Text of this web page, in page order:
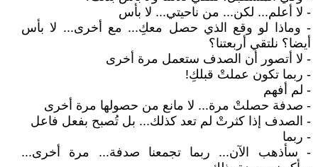
- لا أعلم... لكن... من ناحيتي... لا بأس
- وماذا لو وقع الذي حصل معكِ... مع أخرى... لا بأس
أيضا؟ نلتقي أربعتنا؟
- لا أتصور أن الصدف ستعمل مرة أخرى
- ربما تكون عملتْ قبلكِ!
- لم أفهم
- صدفة حصلتْ مرة... لا مانع من حصولها مرة أخرى
- الصدف إذا كثرتْ لم تعد كذلك... بل تُصبح بفعل فاعل
- ربما
- سأذهب الآن... ربما تجمعنا صدفة... مرة أخرى...